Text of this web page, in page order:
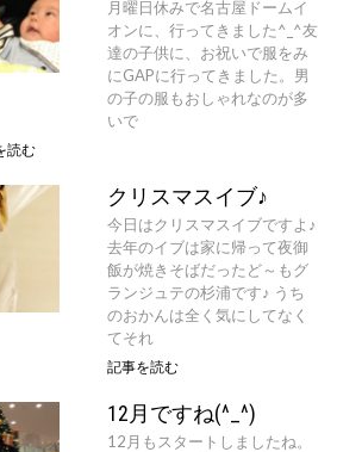
月曜日休みで名古屋ドームイ
オンに、行ってきました^_^友
達の子供に、お祝いで服をみ
にGAPに行ってきました。男
の子の服もおしゃれなのが多
いで
読む
クリスマスイブ♪
今日はクリスマスイブですよ♪
去年のイブは家に帰って夜御
飯が焼きそばだったど～もグ
ランジュテの杉浦です♪ うち
のおかんは全く気にしてなく
てそれ
記事を読む
12月ですね(^_^)
12月もスタートしましたね。